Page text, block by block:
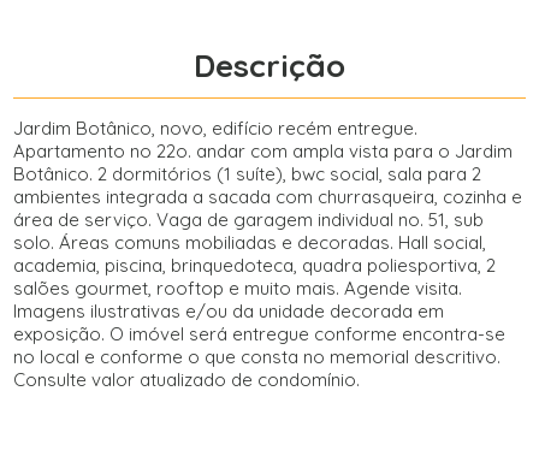
Descrição
Jardim Botânico, novo, edifício recém entregue.
Apartamento no 22o. andar com ampla vista para o Jardim
Botânico. 2 dormitórios (1 suíte), bwc social, sala para 2
ambientes integrada a sacada com churrasqueira, cozinha e
área de serviço. Vaga de garagem individual no. 51, sub
solo. Áreas comuns mobiliadas e decoradas. Hall social,
academia, piscina, brinquedoteca, quadra poliesportiva, 2
salões gourmet, rooftop e muito mais. Agende visita.
Imagens ilustrativas e/ou da unidade decorada em
exposição. O imóvel será entregue conforme encontra-se
no local e conforme o que consta no memorial descritivo.
Consulte valor atualizado de condomínio.